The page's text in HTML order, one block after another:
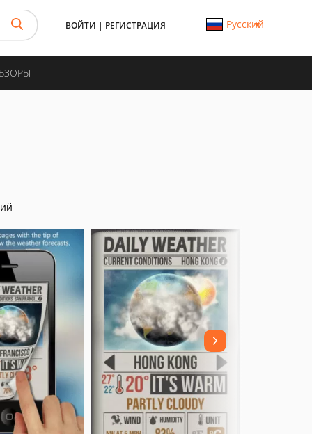
ВОЙТИ | РЕГИСТРАЦИЯ Русский